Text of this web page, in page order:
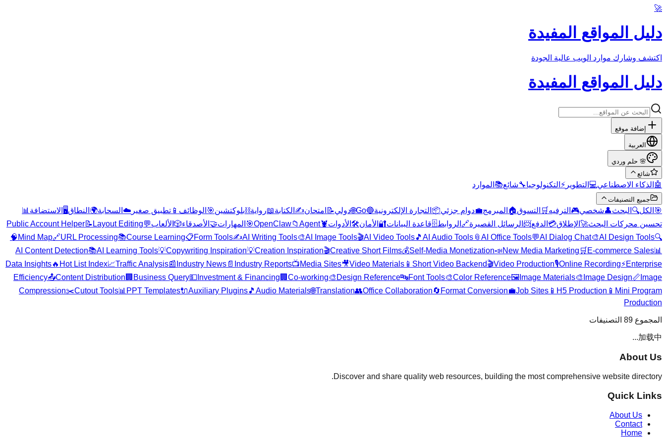
🚀
دليل المواقع المفيدة
اكتشف وشارك موارد الويب عالية الجودة
دليل المواقع المفيدة
إضافة موقع
العربية
🌸 حلم وردي
شائع
🤖 الذكاء الاصطناعي💻 التطوير ⚡ التكنولوجيا🔧شائع📚 الموارد
جميع التصنيفات
🎯 الكل🔍 البحث👤شخصي🎮 الترفيه 🛒 التسوق🏠 المبرمج💼دوام جزئي📦 التجارة الإلكترونية🔵
Go
🌐دولي📝 امتحان✍️ الكتابة📖رواية⛓️بلوكتشين🎯 الوظائف 📱 تطبيق صغير ☁️ السحابة🌍 النطاق🖥️ الاستضافة 📊
تحسين محركات البحث🚀 الإطلاق💳 الدفع📨 الرسائل القصيرة🔗 الروابط🗄️قاعدة البيانات🔐 الأمان🛠️ الأدوات🦞
OpenClaw📁 Agent
🎯 المهارات🤝 الأصدقاء🎲 الألعاب💬
Public Account Helper📝 Layout Editing
🧠 Mind Map🔗URL Processing📚Course Learning📋Form Tools✍️AI Writing Tools🎨AI Image Tools🎬AI Video Tools🎵 AI Audio Tools 📎 AI Office Tools💬AI Dialog Chat🎨AI Design Tools🔍
AI Content Detection📚AI Learning Tools💡Copywriting Inspiration💡Creation Inspiration🎬Creative Short Films💰Self-Media Monetization📣New Media Marketing 🛒 E-commerce Sales📊
Data Insights🔥 Hot List Index📈Traffic Analysis📰 Industry News 📄 Industry Reports📺Media Sites🎥Video Materials 📱 Short Video Backend🎬Video Production🎙️Online Recording⚡Enterprise
Efficiency📤Content Distribution 🏢 Business Query💵 Investment & Financing 🏢 Co-working🎨 Design Reference🔤Font Tools🎨Color Reference🖼️ Image Materials🎨 Image Design📏 Image
Compression✂️Cutout Tools📊 PPT Templates🔌Auxiliary Plugins🎵 Audio Materials🌐Translation👥Office Collaboration🔄 Format Conversion💼Job Sites 📱 H5 Production 📱 Mini Program
Production
المجموع 89 التصنيفات
加载中...
About Us
Discover and share quality web resources, building the most comprehensive website directory.
Quick Links
About Us
Contact
Home